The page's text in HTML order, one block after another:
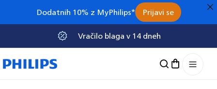
Dodatnih 10% z MyPhilips*
Prijavi se
Vračilo blaga v 14 dneh
Košarica